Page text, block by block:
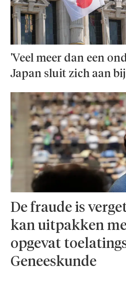
'Veel meer dan een
Japan sluit zich aan
De fraude is
kan uitpakken
opgevat
Geneeskunde